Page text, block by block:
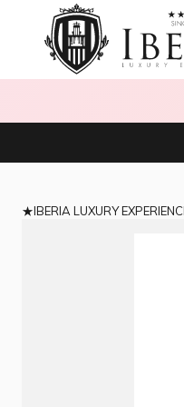
IBERIA LUXURY